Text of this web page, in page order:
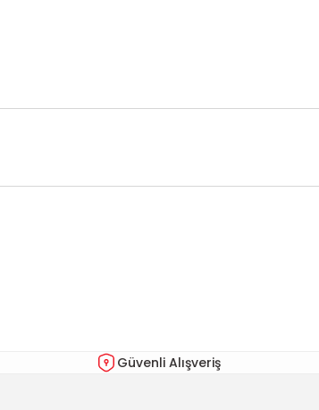
Ürün fiyatı diğer sitelerden daha pahalı.
Güvenli Alışveriş